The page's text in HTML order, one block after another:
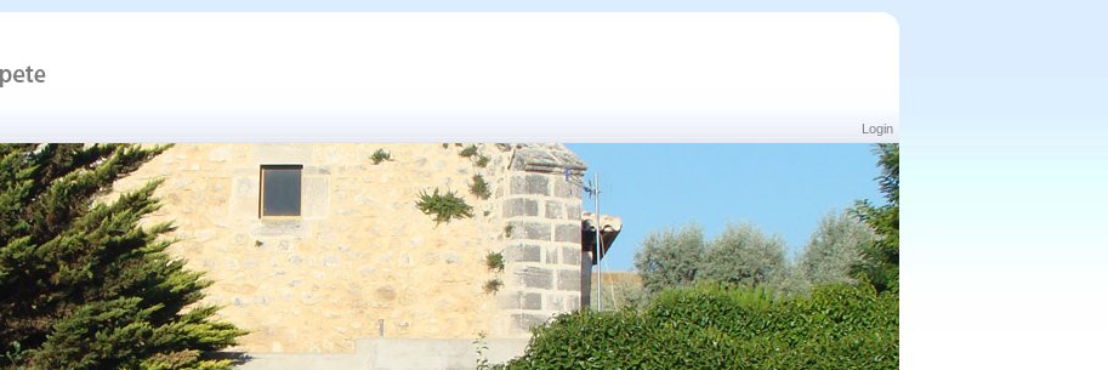
Login